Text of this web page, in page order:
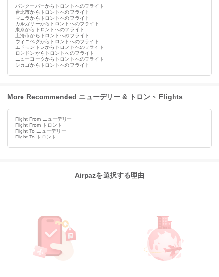
バンクーバーからトロントへのフライト
台北市からトロントへのフライト
マニラからトロントへのフライト
カルガリーからトロントへのフライト
東京からトロントへのフライト
上海市からトロントへのフライト
ウィニペグからトロントへのフライト
エドモントンからトロントへのフライト
ロンドンからトロントへのフライト
ニューヨークからトロントへのフライト
シカゴからトロントへのフライト
More Recommended ニューデリー & トロント Flights
Flight From ニューデリー
Flight From トロント
Flight To ニューデリー
Flight To トロント
Airpazを選択する理由